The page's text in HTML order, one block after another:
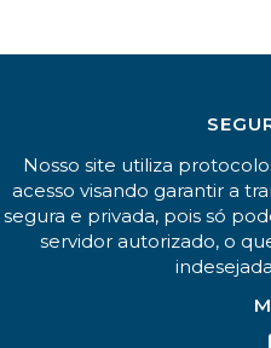
Nosso site utiliza
acesso visando garantir a
segura e privada, pois só
servidor autorizado, o